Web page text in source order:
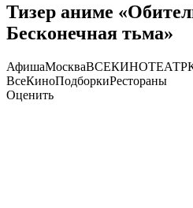
Тизер аниме
Бесконечная тьма»
АфишаМосква
ВсеКиноПодборкиРестораны
Оценить